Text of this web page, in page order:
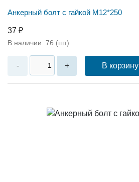
Анкерный болт с гайкой М12*250
37 ₽
В наличии: 76 (шт)
- + В корзину